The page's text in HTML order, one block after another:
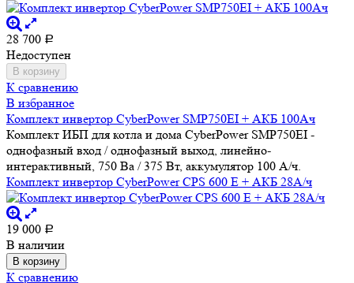
28 700 Р
Недоступен
В корзину
К сравнению
В избранное
Комплект инвертор CyberPower SMP750EI + АКБ 100Ач
Комплект ИБП для котла и дома CyberPower SMP750EI -
однофазный вход / однофазный выход, линейно-
интерактивный, 750 Ва / 375 Вт, аккумулятор 100 А/ч.
Комплект инвертор CyberPower CPS 600 E + АКБ 28А/ч
19 000 Р
В наличии
В корзину
К сравнению